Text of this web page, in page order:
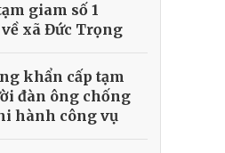
giam số 1
xã Đức Trọng
khẩn cấp tạm
đàn ông chống
hành công vụ